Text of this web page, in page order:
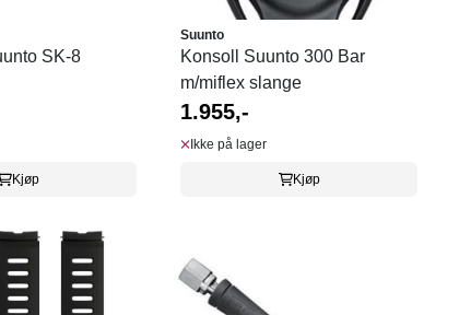
SK-8
Kjøp
Suunto
Konsoll Suunto 300 Bar
m/miflex slange
1.955,-
Ikke på lager
Kjøp